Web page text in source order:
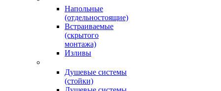
Напольные
(отдельностоящие)
Встраиваемые
(скрытого
монтажа)
Изливы
Душевые системы
(стойки)